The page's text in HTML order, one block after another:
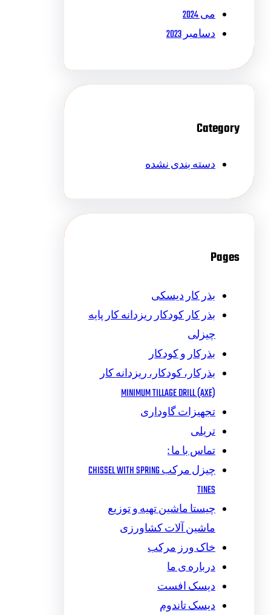
می 2024
دسامبر 2023
Category
دسته بندی نشده
Pages
بذر کار دیسکی
بذر کار کودکار ریزدانه کار پایه
چیزلی
بذرکار و کودکار
بذرکار، کودکار، ریزدانه کار
MINIMUM TILLAGE DRILL (AXE)
تجهیزات گاوداری
تریلی
تماس با ما :
چیزل مرکب CHISSEL WITH SPRING
TINES
چیستا ماشین تهیه و توزیع
ماشین آلات کشاورزی
خاک ورز مرکب
درباره ی ما
دیسک افست
دیسک تاندوم